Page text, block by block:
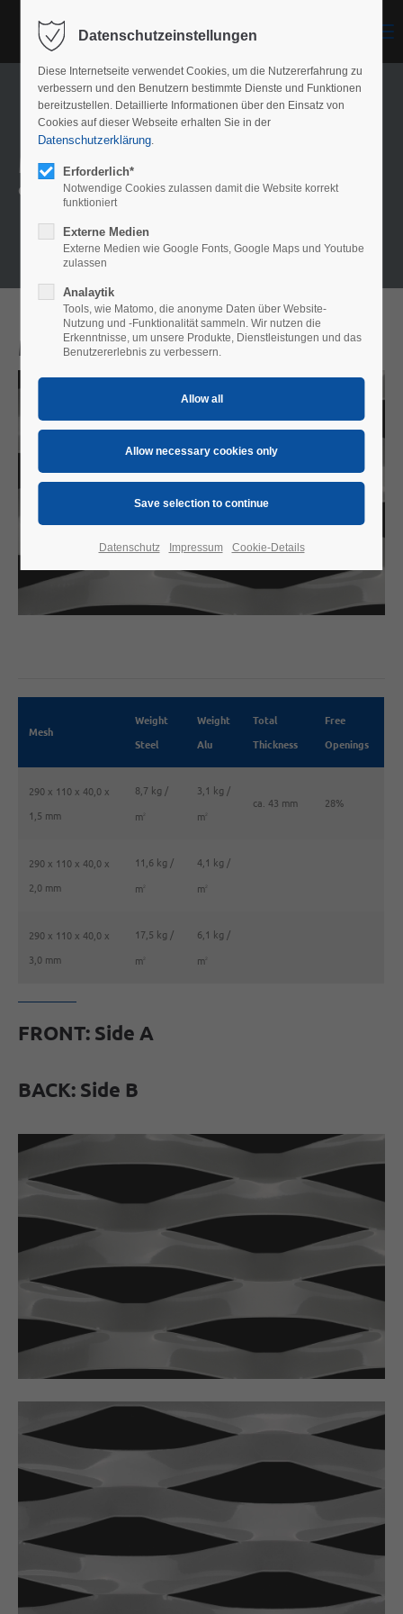
Model overview
Our meshes
Model München
Mesh
Weight
Steel
Weight
Alu
Total
Thickness
Free
Openings
290 x 110 x 40,0 x
1,5 mm
8,7 kg /
m
3,1 kg /
m
ca. 43 mm 28%
290 x 110 x 40,0 x
2,0 mm
11,6 kg /
m
4,1 kg /
m
290 x 110 x 40,0 x
3,0 mm
17,5 kg /
m
6,1 kg /
m
FRONT: Side A
BACK: Side B
Datenschutzeinstellungen
Diese Internetseite verwendet Cookies, um die Nutzererfahrung zu
verbessern und den Benutzern bestimmte Dienste und Funktionen
bereitzustellen. Detaillierte Informationen über den Einsatz von
Cookies auf dieser Webseite erhalten Sie in der
Datenschutzerklärung.
Erforderlich*
Notwendige Cookies zulassen damit die Website korrekt
funktioniert
Externe Medien
Externe Medien wie Google Fonts, Google Maps und Youtube
zulassen
Analaytik
Tools, wie Matomo, die anonyme Daten über Website-
Nutzung und -Funktionalität sammeln. Wir nutzen die
Erkenntnisse, um unsere Produkte, Dienstleistungen und das
Benutzererlebnis zu verbessern.
Datenschutz Impressum Cookie-Details